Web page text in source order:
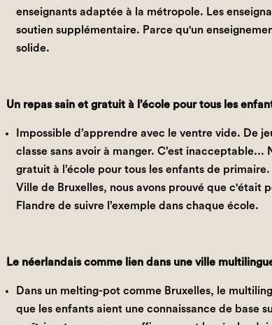
enseignants adaptée à la métropole. Les
soutien supplémentaire. Parce qu'un
solide.
Un repas sain et gratuit à l’école pour tous les
Impossible d’apprendre avec le ventre vide. De
classe sans avoir à manger. C’est inacceptable...
gratuit à l’école pour tous les enfants de primaire.
Ville de Bruxelles, nous avons prouvé que c'était
Flandre de suivre l’exemple dans chaque école.
Le néerlandais comme lien dans une ville
Dans un melting-pot comme Bruxelles, le
que les enfants aient une connaissance de base